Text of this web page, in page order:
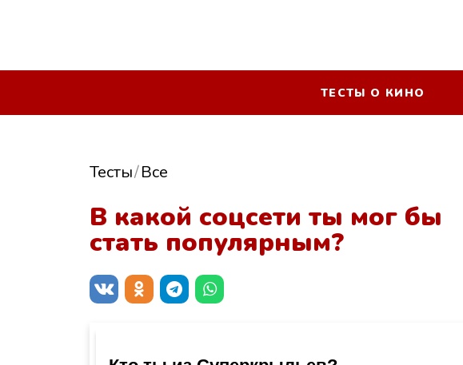
ТЕСТЫ О КИНО
Тесты Все
В какой соцсети ты мог бы
стать популярным?